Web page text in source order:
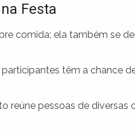
Festa
comida; ela também se
participantes têm a chance
reúne pessoas de diversas